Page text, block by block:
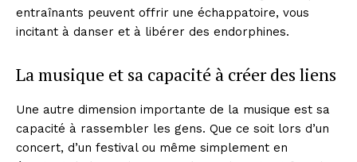
entraînants peuvent offrir une échappatoire, vous
incitant à danser et à libérer des endorphines.
La musique et sa capacité à créer des liens
Une autre dimension importante de la musique est sa
capacité à rassembler les gens. Que ce soit lors d’un
concert, d’un festival ou même simplement en